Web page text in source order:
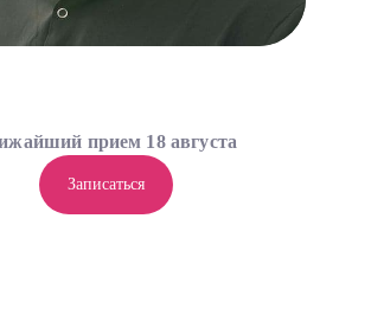
Записаться
прием 18 августа